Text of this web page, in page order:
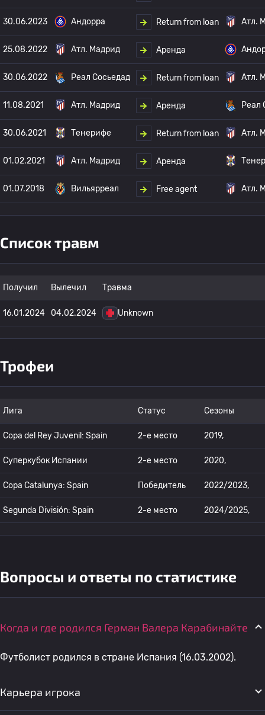
30.06.2023 Андорра Return from loan Атл.
25.08.2022 Атл. Мадрид Аренда
30.06.2022 Реал Сосьедад Return from loan Атл.
11.08.2021 Атл. Мадрид Аренда Реал
30.06.2021 Тенерифе Return from loan Атл.
01.02.2021 Атл. Мадрид Аренда
01.07.2018 Вильярреал Free agent Атл.
Список травм
Получил Вылечил Травма
16.01.2024 04.02.2024 Unknown
Трофеи
Лига Статус Сезоны
Copa del Rey Juvenil: Spain 2-е место 2019,
Суперкубок Испании 2-е место 2020,
Copa Catalunya: Spain Победитель 2022/2023,
Segunda División: Spain 2-е место 2024/2025,
Вопросы и ответы по статистике
Когда и где родился Герман Валера Карабинайте
Футболист родился в стране Испания (16.03.2002).
Карьера игрока